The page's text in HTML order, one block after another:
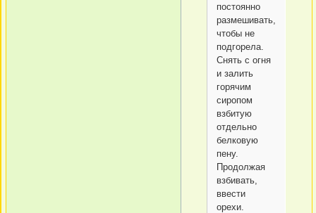
постоянно
размешивать,
чтобы не
подгорела.
Снять с огня
и залить
горячим
сиропом
взбитую
отдельно
белковую
пену.
Продолжая
взбивать,
ввести
орехи.